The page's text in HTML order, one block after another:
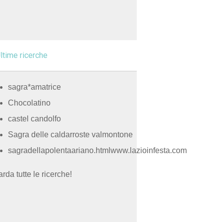
ricerche
sagra*amatrice
Chocolatino
castel candolfo
Sagra delle caldarroste valmontone
sagradellapolentaariano.htmlwww.lazioinfesta.com
tutte le ricerche!